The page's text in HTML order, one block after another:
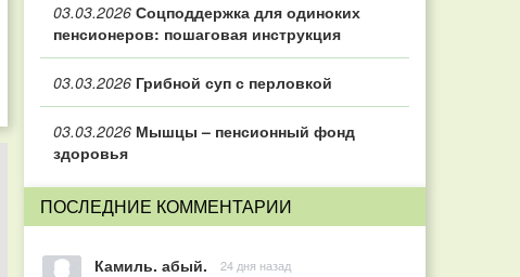
03.03.2026 Соцподдержка для одиноких
пенсионеров: пошаговая инструкция
03.03.2026 Грибной суп с перловкой
03.03.2026 Мышцы – пенсионный фонд
здоровья
ПОСЛЕДНИЕ КОММЕНТАРИИ
Камиль. абый. 24 дня назад